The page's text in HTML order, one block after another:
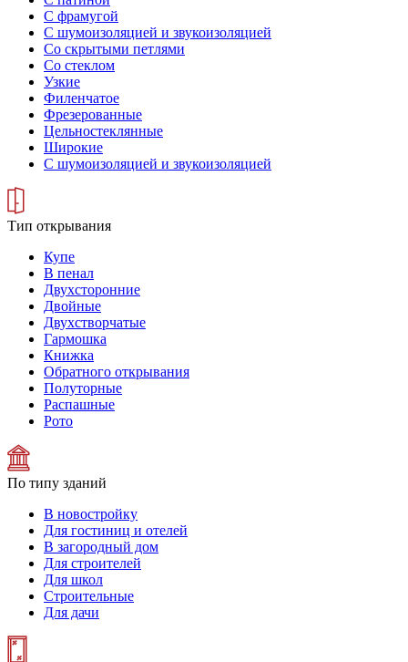
С фрамугой
С шумоизоляцией и звукоизоляцией
Со скрытыми петлями
Со стеклом
Узкие
Филенчатое
Фрезерованные
Цельностеклянные
Широкие
С шумоизоляцией и звукоизоляцией
Тип открывания
Купе
В пенал
Двухсторонние
Двойные
Двухстворчатые
Гармошка
Книжка
Обратного открывания
Полуторные
Распашные
Рото
По типу зданий
В новостройку
Для гостиниц и отелей
В загородный дом
Для строителей
Для школ
Строительные
Для дачи